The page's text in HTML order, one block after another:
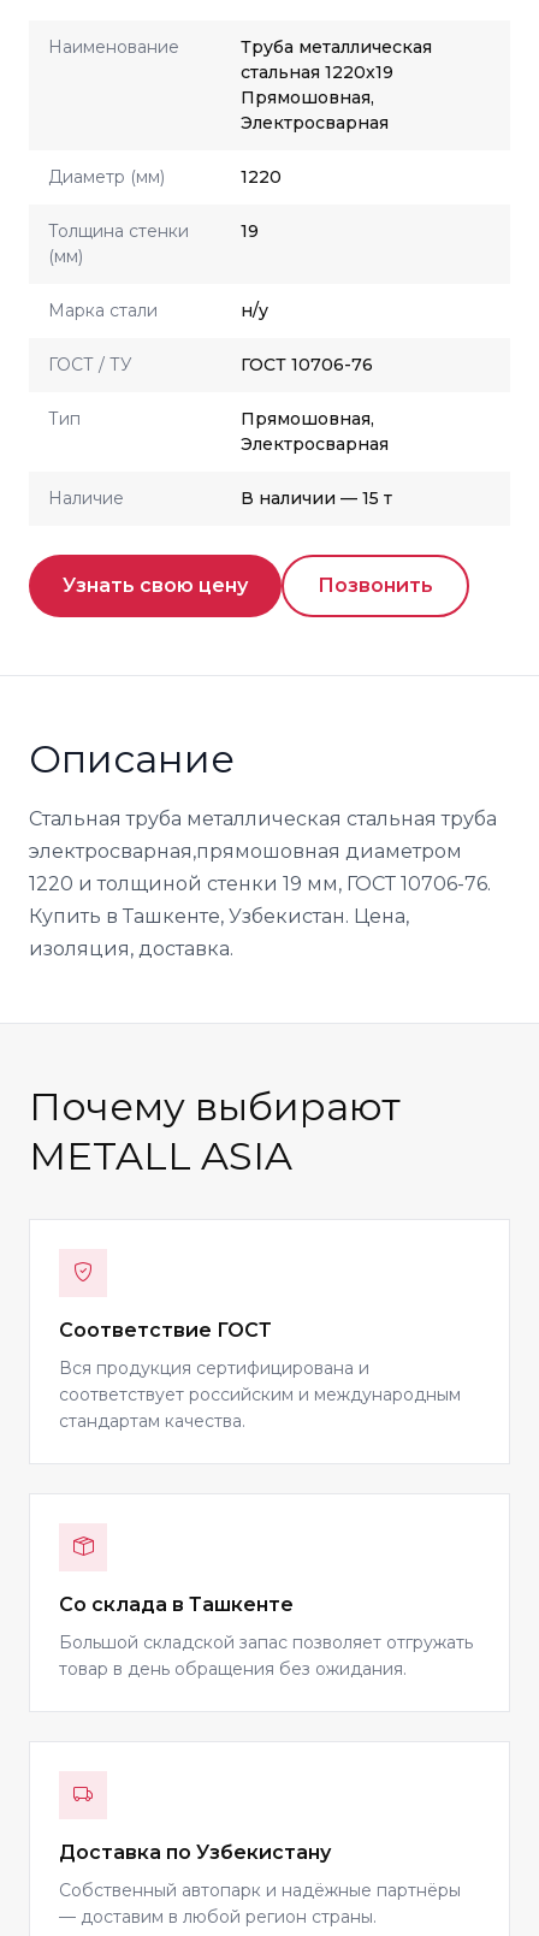
Наименование
Труба металлическая
стальная 1220x19
Прямошовная,
Электросварная
Диаметр (мм) 1220
Толщина стенки
(мм)
19
Марка стали н/у
ГОСТ / ТУ ГОСТ 10706-76
Тип
Прямошовная,
Электросварная
Наличие В наличии — 15 т
Узнать свою цену Позвонить
Описание
Стальная труба металлическая стальная труба
электросварная,прямошовная диаметром
1220 и толщиной стенки 19 мм, ГОСТ 10706-76.
Купить в Ташкенте, Узбекистан. Цена,
изоляция, доставка.
Почему выбирают
METALL ASIA
Соответствие ГОСТ
Вся продукция сертифицирована и
соответствует российским и международным
стандартам качества.
Со склада в Ташкенте
Большой складской запас позволяет отгружать
товар в день обращения без ожидания.
Доставка по Узбекистану
Собственный автопарк и надёжные партнёры
— доставим в любой регион страны.